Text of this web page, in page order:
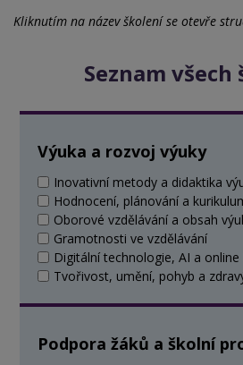
Kliknutím na název školení se otevře
Seznam
Výuka a rozvoj výuky
Inovativní metody a didaktika
Hodnocení, plánování a
Oborové vzdělávání a obsah
Gramotnosti ve vzdělávání
Digitální technologie, AI a
Tvořivost, umění, pohyb a
Podpora žáků a školní